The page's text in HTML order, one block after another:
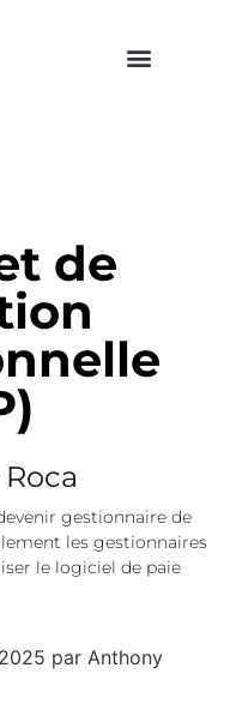
de
gestionnaire de
les gestionnaires
le logiciel de paie
par Anthony